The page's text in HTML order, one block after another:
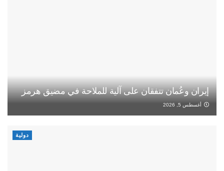
إيران وعُمان تتفقان على آلية للملاحة في مضيق هرمز
أغسطس 5, 2026
دولية